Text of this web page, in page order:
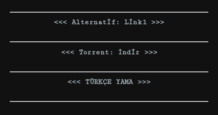
<<< Alternatif: Link1 >>>
<<< Torrent: İndir >>>
<<< TÜRKÇE YAMA >>>